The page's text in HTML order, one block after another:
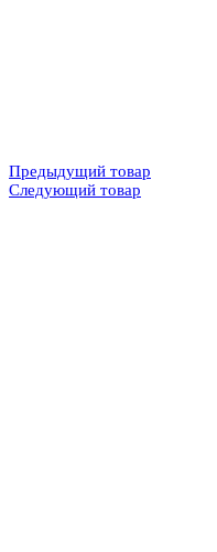
Предыдущий товар
Следующий товар